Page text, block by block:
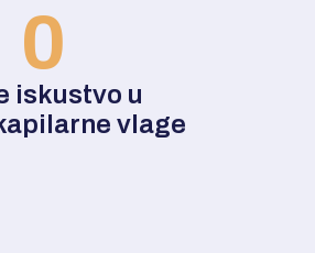
iskustvo u
vlage
0